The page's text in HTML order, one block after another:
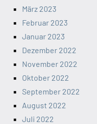
März 2023
Februar 2023
Januar 2023
Dezember 2022
November 2022
Oktober 2022
September 2022
August 2022
Juli 2022